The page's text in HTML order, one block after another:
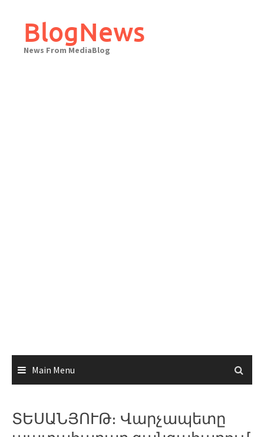
contentBlogNews
News From MediaBlog
Main Menu
ՏԵՍԱՆՅՈՒԹ։ Վարչապետը